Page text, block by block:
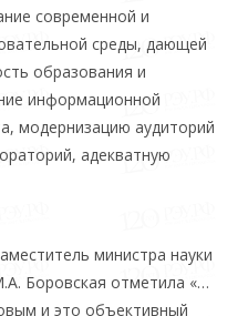
современной и
среды, дающей
образования и
информационной
модернизацию аудиторий
адекватную
министра науки
Боровская отметила «…
и это объективный